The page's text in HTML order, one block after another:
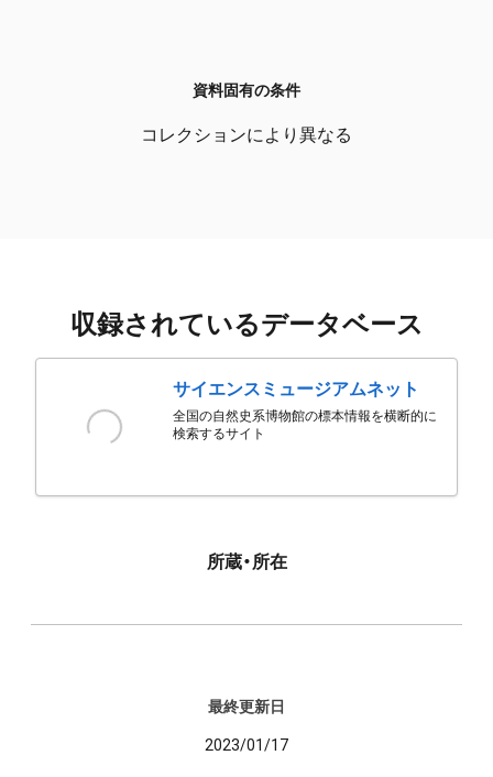
資料固有の条件
コレクションにより異なる
収録されているデータベース
サイエンスミュージアムネット
全国の自然史系博物館の標本情報を横断的に
検索するサイト
所蔵・所在
最終更新日
2023/01/17